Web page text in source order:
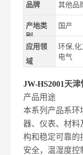
品牌 其他品
产地类
别
国产
应用领
域
环保,化
电气
JW-HS2001天津
产品用途
本系列产品系环
器、仪表、材料
构和稳定可靠的
安全，温湿度控